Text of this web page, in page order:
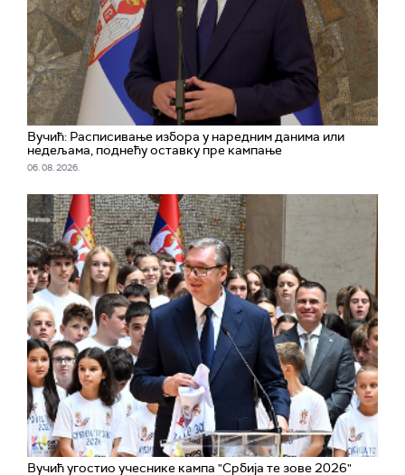
Вучић: Расписивање избора у наредним данима или
недељама, поднећу оставку пре кампање
06. 08. 2026.
Вучић угостио учеснике кампа "Србија те зове 2026"